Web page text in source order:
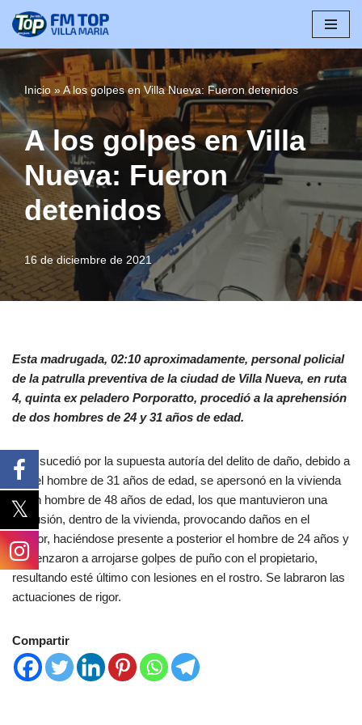
al
contenido
Inicio »A los golpes en Villa Nueva: Fueron detenidos
A los golpes en Villa
Nueva: Fueron
detenidos
16 de diciembre de 2021
Esta madrugada, 02:10 aproximadamente, personal policial
de la patrulla preventiva de la ciudad de Villa Nueva, en ruta
4, quinta ex peladero Porporatto, procedió a la aprehensión
de dos hombres de 24 y 31 años de edad.
Esto sucedió por la supuesta autoría del delito de daño, debido a
que el hombre de 31 años de edad, se apersonó en la vivienda
de un hombre de 48 años de edad, los que mantuvieron una
discusión, dentro de la vivienda, provocando daños en el
interior, haciéndose presente a posterior el hombre de 24 años y
comenzaron a arrojarse golpes de puño con el propietario,
resultando esté último con lesiones en el rostro. Se labraron las
actuaciones de rigor.
Compartir